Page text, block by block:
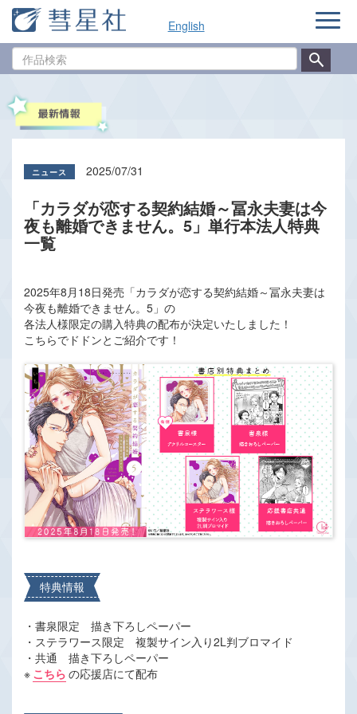
English
品
ナ
ゲ
2025/07/31
「カラダが恋する契約結婚～冨永夫妻は今
夜も離婚できません。5」単行本法人特典
一覧
2025年8月18日発売「カラダが恋する契約結婚～冨永夫妻は
今夜も離婚できません。5」の
各法人様限定の購入特典の配布が決定いたしました！
こちらでドドンとご紹介です！
特典情報
・書泉限定 描き下ろしペーパー
・ステラワース限定 複製サイン入り2L判ブロマイド
・共通 描き下ろしペーパー
※ こちら の応援店にて配布